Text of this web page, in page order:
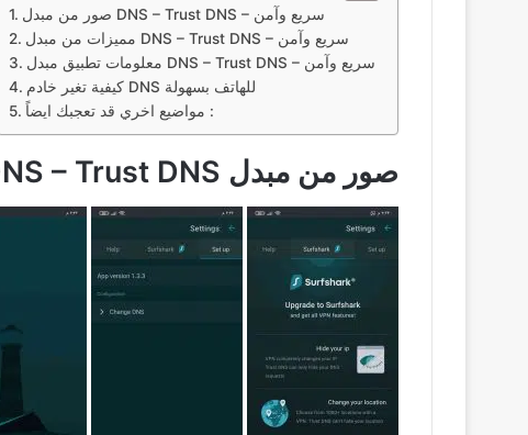
صور من مبدل DNS – Trust DNS – سريع وآمن
مميزات من مبدل DNS – Trust DNS – سريع وآمن
معلومات تطبيق مبدل DNS – Trust DNS – سريع وآمن
كيفية تغير خادم DNS للهاتف بسهولة
مواضيع اخري قد تعجبك ايضاً :
صور من مبدل DNS – Trust DNS – سريع وآمن